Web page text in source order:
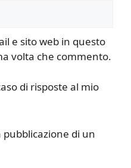
e sito web in questo
volta che commento.
di risposte al mio
di un